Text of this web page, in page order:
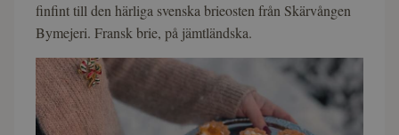
finfint till den härliga svenska brieosten från Skärvången
Bymejeri. Fransk brie, på jämtländska.